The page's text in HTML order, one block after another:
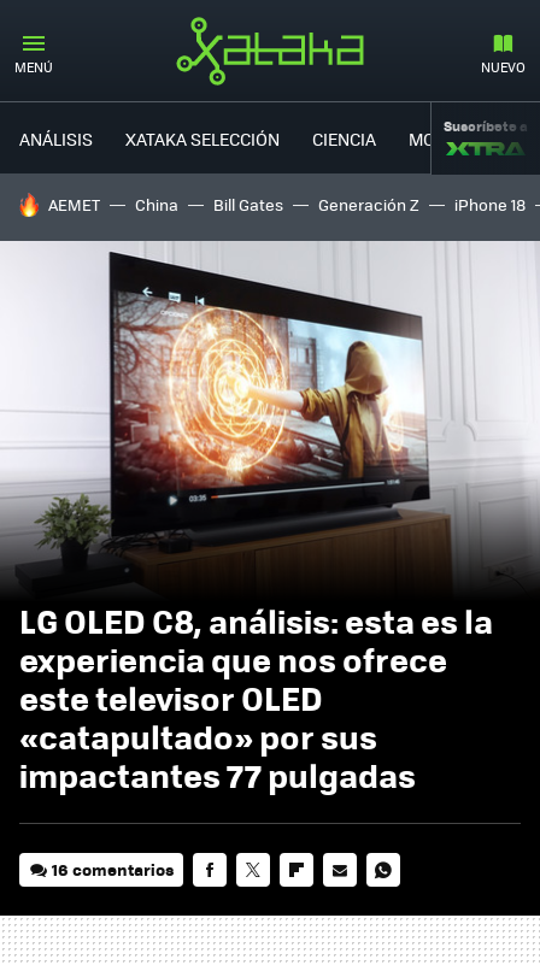
MENÚ NUEVO
ANÁLISIS XATAKA SELECCIÓN CIENCIA MOVILIDAD
Suscríbete a
HOY SE HABLA DE
AEMET China Bill Gates Generación Z iPhone 18
LG OLED C8, análisis: esta es la
experiencia que nos ofrece
este televisor OLED
«catapultado» por sus
impactantes 77 pulgadas
16 comentarios
MAIL